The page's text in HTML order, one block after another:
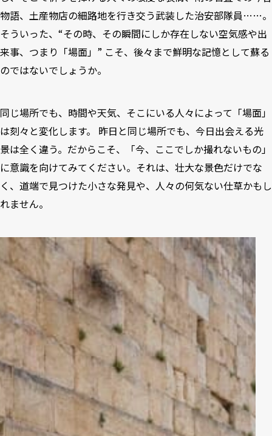
物語、土産物店の細路地を行き交う武装した治安部隊員……。
そういった、“その時、その瞬間にしか存在しない空気感や出
来事、つまり「場面」” こそ、後々まで鮮明な記憶として蘇る
のではないでしょうか。
同じ場所でも、時間や天気、そこにいる人々によって「場面」
は刻々と変化します。 昨日と同じ場所でも、今日出会える光
景は全く違う。だからこそ、「今、ここでしか撮れないもの」
に意識を向けてみてください。それは、壮大な景色だけでな
く、道端で見つけた小さな発見や、人々の何気ない仕草かもし
れません。